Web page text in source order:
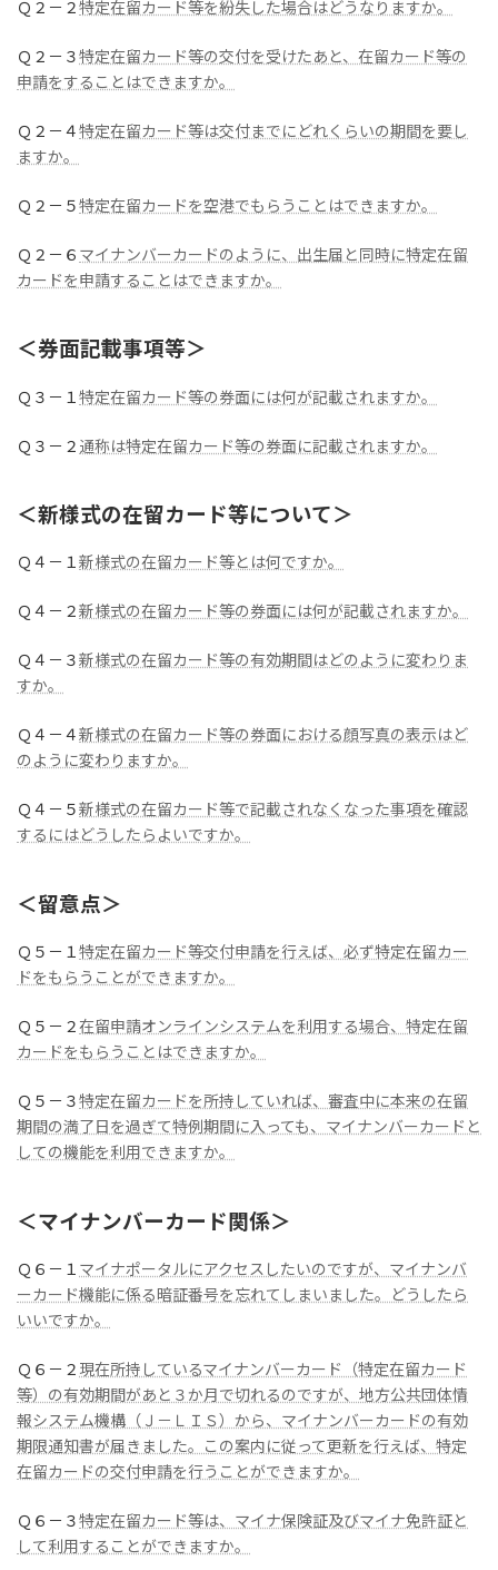
Ｑ２－２特定在留カード等を紛失した場合はどうなりますか。
Ｑ２－３特定在留カード等の交付を受けたあと、在留カード等の
申請をすることはできますか。
Ｑ２－４特定在留カード等は交付までにどれくらいの期間を要し
ますか。
Ｑ２－５特定在留カードを空港でもらうことはできますか。
Ｑ２－６ マイナンバーカードのように、出生届と同時に特定在留
カードを申請することはできますか。
＜券面記載事項等＞
Ｑ３－１ 特定在留カード等の券面には何が記載されますか。
Ｑ３－２ 通称は特定在留カード等の券面に記載されますか。
＜新様式の在留カード等について＞
Ｑ４－１新様式の在留カード等とは何ですか。
Ｑ４－２新様式の在留カード等の券面には何が記載されますか。
Ｑ４－３新様式の在留カード等の有効期間はどのように変わりま
すか。
Ｑ４－４新様式の在留カード等の券面における顔写真の表示はど
のように変わりますか。
Ｑ４－５新様式の在留カード等で記載されなくなった事項を確認
するにはどうしたらよいですか。
＜留意点＞
Ｑ５－１ 特定在留カード等交付申請を行えば、必ず特定在留カー
ドをもらうことができますか。
Ｑ５－２在留申請オンラインシステムを利用する場合、特定在留
カードをもらうことはできますか。
Ｑ５－３特定在留カードを所持していれば、審査中に本来の在留
期間の満了日を過ぎて特例期間に入っても、マイナンバーカードと
しての機能を利用できますか。
＜マイナンバーカード関係＞
Ｑ６－１ マイナポータルにアクセスしたいのですが、マイナンバ
ーカード機能に係る暗証番号を忘れてしまいました。どうしたら
いいですか。
Ｑ６－２ 現在所持しているマイナンバーカード（特定在留カード
等）の有効期間があと３か月で切れるのですが、地方公共団体情
報システム機構（Ｊ－ＬＩＳ）から、マイナンバーカードの有効
期限通知書が届きました。この案内に従って更新を行えば、特定
在留カードの交付申請を行うことができますか。
Ｑ６－３特定在留カード等は、マイナ保険証及びマイナ免許証と
して利用することができますか。